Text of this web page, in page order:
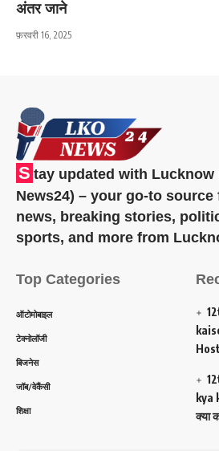
अंतर जाने
फ़रवरी 16, 2025
S tay updated with Lucknow
News24) – your go-to
news, breaking stories,
sports, and more from
Top Categories
ऑटोमोबाइल
टेक्नोलॉजी
बिजनेस
जॉब/वेकैंसी
शिक्षा
kya
क्या